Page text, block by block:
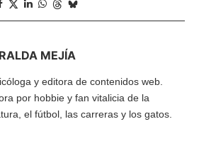
MEJÍA
y editora de contenidos web.
por hobbie y fan vitalicia de la
el fútbol, las carreras y los gatos.